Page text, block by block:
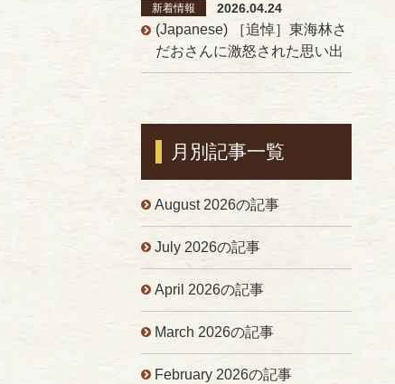
新着情報 2026.04.24
(Japanese) ［追悼］東海林さ
だおさんに激怒された思い出
月別記事一覧
August 2026の記事
July 2026の記事
April 2026の記事
March 2026の記事
February 2026の記事